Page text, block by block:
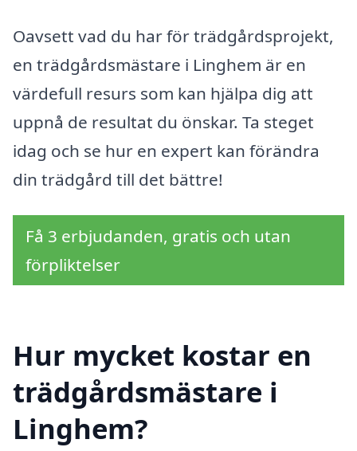
Oavsett vad du har för trädgårdsprojekt,
en trädgårdsmästare i Linghem är en
värdefull resurs som kan hjälpa dig att
uppnå de resultat du önskar. Ta steget
idag och se hur en expert kan förändra
din trädgård till det bättre!
Få 3 erbjudanden, gratis och utan
förpliktelser
Hur mycket kostar en
trädgårdsmästare i
Linghem?